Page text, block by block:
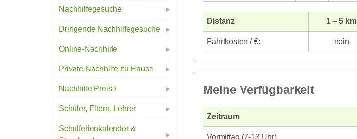
Nachhilfegesuche
Dringende Nachhilfegesuche
Online-Nachhilfe
Private Nachhilfe zu Hause
Nachhilfe Preise
Schüler, Eltern, Lehrer
Schulferienkalender &
Distanz 1 – 5 km
Fahrtkosten / €: nein
Meine Verfügbarkeit
Zeitraum
Vormittag (7-13 Uhr)